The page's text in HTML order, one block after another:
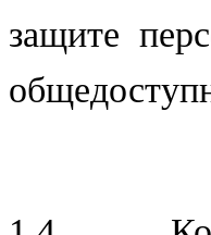
защите